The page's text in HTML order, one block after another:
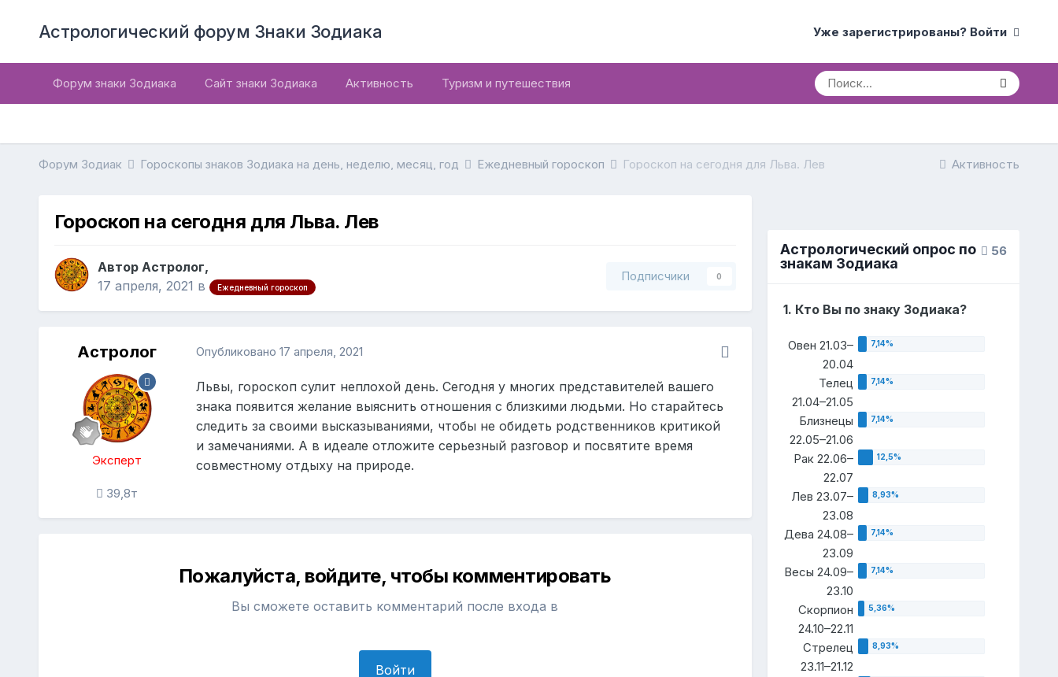
Астрологический форум Знаки Зодиака Уже зарегистрированы? Войти
Форум знаки Зодиака Сайт знаки Зодиака Активность Туризм и путешествия
Активность
Форум Зодиак Гороскопы знаков Зодиака на день, неделю, месяц, год Ежедневный гороскоп Гороскоп на сегодня для Льва. Лев
Гороскоп на сегодня для Льва. Лев
Автор Астролог,
17 апреля, 2021 в Ежедневный гороскоп
Подписчики 0
Астролог
Эксперт
39,8т
Опубликовано 17 апреля, 2021
Львы, гороскоп сулит неплохой день. Сегодня у многих представителей вашего
знака появится желание выяснить отношения с близкими людьми. Но старайтесь
следить за своими высказываниями, чтобы не обидеть родственников критикой
и замечаниями. А в идеале отложите серьезный разговор и посвятите время
совместному отдыху на природе.
Пожалуйста, войдите, чтобы комментировать
Вы сможете оставить комментарий после входа в
Войти
56
Астрологический опрос по
знакам Зодиака
1. Кто Вы по знаку Зодиака?
Овен 21.03–
20.04
Телец
21.04–21.05
Близнецы
22.05–21.06
Рак 22.06–
22.07
Лев 23.07–
23.08
Дева 24.08–
23.09
Весы 24.09–
23.10
Скорпион
24.10–22.11
Стрелец
23.11–21.12